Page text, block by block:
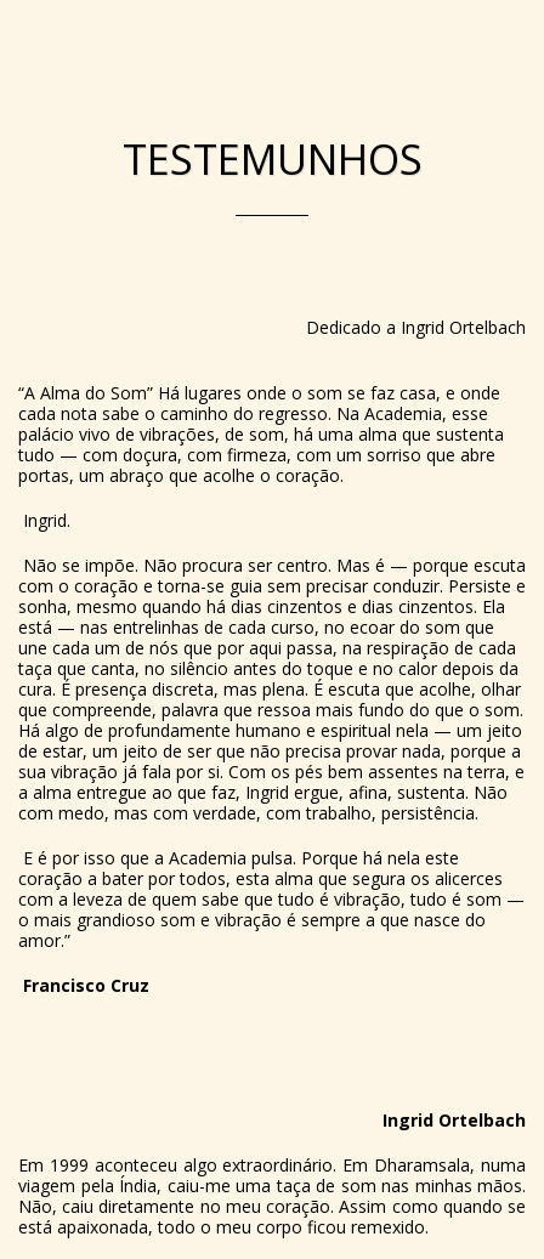
TESTEMUNHOS
Dedicado a Ingrid Ortelbach
“A Alma do Som” Há lugares onde o som se faz casa, e onde
cada nota sabe o caminho do regresso. Na Academia, esse
palácio vivo de vibrações, de som, há uma alma que sustenta
tudo — com doçura, com firmeza, com um sorriso que abre
portas, um abraço que acolhe o coração.
Ingrid.
Não se impõe. Não procura ser centro. Mas é — porque escuta
com o coração e torna-se guia sem precisar conduzir. Persiste e
sonha, mesmo quando há dias cinzentos e dias cinzentos. Ela
está — nas entrelinhas de cada curso, no ecoar do som que
une cada um de nós que por aqui passa, na respiração de cada
taça que canta, no silêncio antes do toque e no calor depois da
cura. É presença discreta, mas plena. É escuta que acolhe, olhar
que compreende, palavra que ressoa mais fundo do que o som.
Há algo de profundamente humano e espiritual nela — um jeito
de estar, um jeito de ser que não precisa provar nada, porque a
sua vibração já fala por si. Com os pés bem assentes na terra, e
a alma entregue ao que faz, Ingrid ergue, afina, sustenta. Não
com medo, mas com verdade, com trabalho, persistência.
E é por isso que a Academia pulsa. Porque há nela este
coração a bater por todos, esta alma que segura os alicerces
com a leveza de quem sabe que tudo é vibração, tudo é som —
o mais grandioso som e vibração é sempre a que nasce do
amor.”
Francisco Cruz
Ingrid Ortelbach
Em 1999 aconteceu algo extraordinário. Em Dharamsala, numa
viagem pela Índia, caiu-me uma taça de som nas minhas mãos.
Não, caiu diretamente no meu coração. Assim como quando se
está apaixonada, todo o meu corpo ficou remexido.